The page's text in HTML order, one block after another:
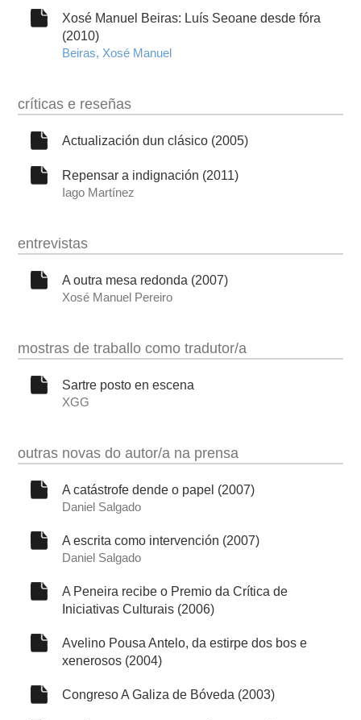
Xosé Manuel Beiras: Luís Seoane desde fóra
(2010)
Beiras, Xosé Manuel
críticas e reseñas
Actualización dun clásico (2005)
Repensar a indignación (2011)
Iago Martínez
entrevistas
A outra mesa redonda (2007)
Xosé Manuel Pereiro
mostras de traballo como tradutor/a
Sartre posto en escena
XGG
outras novas do autor/a na prensa
A catástrofe dende o papel (2007)
Daniel Salgado
A escrita como intervención (2007)
Daniel Salgado
A Peneira recibe o Premio da Crítica de
Iniciativas Culturais (2006)
Avelino Pousa Antelo, da estirpe dos bos e
xenerosos (2004)
Congreso A Galiza de Bóveda (2003)